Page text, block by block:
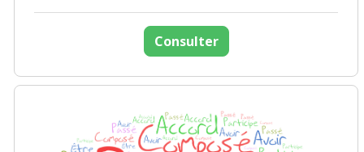
Consulter